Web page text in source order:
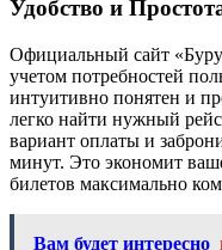
Удобство и
Официальный сайт
учетом потребностей
интуитивно понятен и
легко найти нужный
вариант оплаты и
минут. Это экономит
билетов максимально
Вам будет интересно